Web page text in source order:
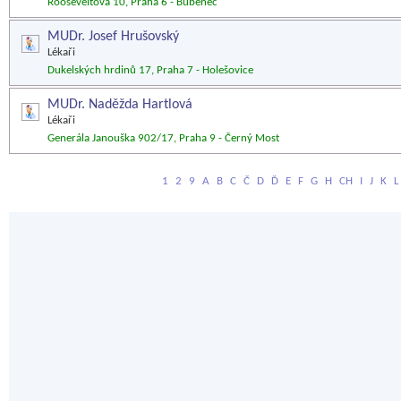
MUDr. Josef Hrušovský
Lékaři
Dukelských hrdinů 17, Praha 7 - Holešovice
MUDr. Naděžda Hartlová
Lékaři
Generála Janouška 902/17, Praha 9 - Černý Most
1 2 9 A B C Č D Ď E F G H CH I J K L